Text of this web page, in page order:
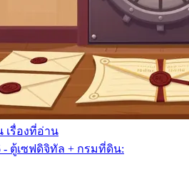
เรื่องที่อ่าน
- ตู้เซฟดิจิทัล + กรมที่ดิน: